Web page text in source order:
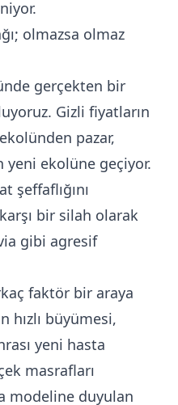
olmazsa olmaz
gerçekten bir
Gizli fiyatların
pazar,
yeni ekolüne geçiyor.
şeffaflığını
bir silah olarak
gibi agresif
faktör bir araya
hızlı büyümesi,
yeni hasta
masrafları
modeline duyulan